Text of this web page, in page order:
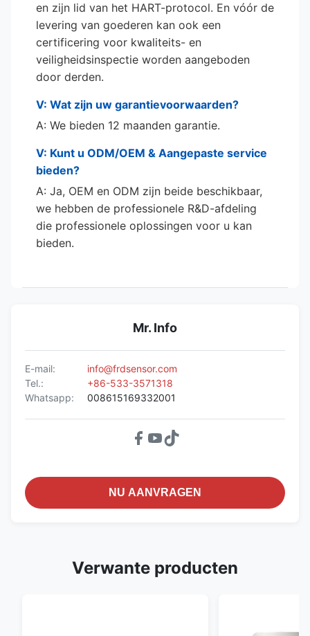
en zijn lid van het HART-protocol. En vóór de
levering van goederen kan ook een
certificering voor kwaliteits- en
veiligheidsinspectie worden aangeboden
door derden.
V: Wat zijn uw garantievoorwaarden?
A: We bieden 12 maanden garantie.
V: Kunt u ODM/OEM & Aangepaste service
bieden?
A: Ja, OEM en ODM zijn beide beschikbaar,
we hebben de professionele R&D-afdeling
die professionele oplossingen voor u kan
bieden.
Mr. Info
E-mail:
info@frdsensor.com
Tel.:
+86-533-3571318
Whatsapp:
008615169332001
NU AANVRAGEN
Verwante producten